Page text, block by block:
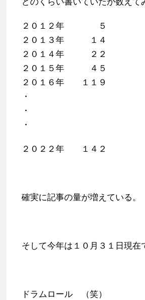
どのくらい書いていたか数えて
２０１２年 ５
２０１３年 １４
２０１４年 ２２
２０１５年 ４５
２０１６年 １１９
・
・
・
２０２２年 １４２
確実に記事の量が増えている。
そして今年は１０月３１日現在
ドラムロール （笑）